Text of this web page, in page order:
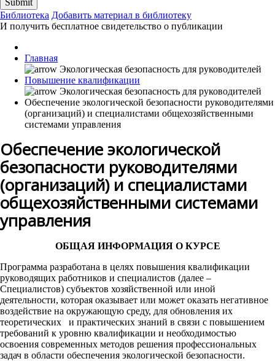
Библиотека Добавить материал в библиотеку
И получить бесплатное свидетельство о публикации
Главная
Повышение квалификации
Обеспечение экологической безопасности руководителями
(организаций) и специалистами общехозяйственными
системами управления
Обеспечение экологической
безопасности руководителями
(организаций) и специалистами
общехозяйственными системами
управления
ОБЩАЯ ИНФОРМАЦИЯ О КУРСЕ
Программа разработана в целях повышения квалификации
руководящих работников и специалистов (далее –
Специалистов) субъектов хозяйственной или иной
деятельности, которая оказывает или может оказать негативное
воздействие на окружающую среду, для обновления их
теоретических и практических знаний в связи с повышением
требований к уровню квалификации и необходимостью
освоения современных методов решения профессиональных
задач в области обеспечения экологической безопасности.